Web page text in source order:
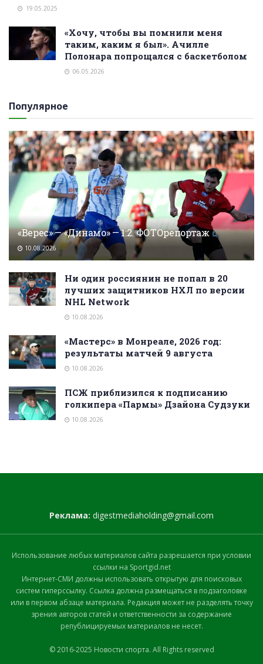
19.05.2025
«Хочу, чтобы вы помнили меня
таким, каким я был». Ачилле
Полонара попрощался с баскетболом
06.05.2026
Популярное
«Верес» — «Динамо» — 1:2. ФОТОрепортаж
10.08.2026
Ни один россиянин не попал в 20
лучших защитников НХЛ по версии
NHL Network
10.08.2026
«Мастерс» в Монреале, 2026 год:
результаты матчей 9 августа
10.08.2026
ПСЖ приблизился к подписанию
голкипера «Пармы» Дзайона Судзуки
10.08.2026
Реклама: digestmediaholding@gmail.com
Использование любых материалов сайта разрешается при условии
ссылки на Sportgid.net
Интернет-СМИ должны использовать открытую для поисковых
систем гиперссылку. Ссылка должна размещаться в подзаголовке
или в первом абзаце материала. Редакция может не разделять точку
зрения авторов статей и ответственности за содержание
републицируемых материалов не несет.
© 2016-2025 Новости спорта. All Rights reserved